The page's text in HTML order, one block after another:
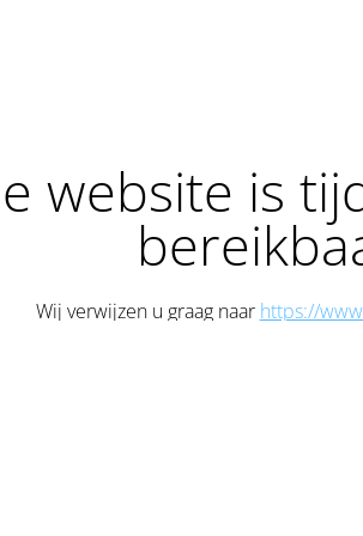
website is
Wij verwijzen u graag naar https://